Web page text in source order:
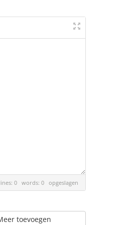
lines: 0 words: 0 opgeslagen
toevoegen